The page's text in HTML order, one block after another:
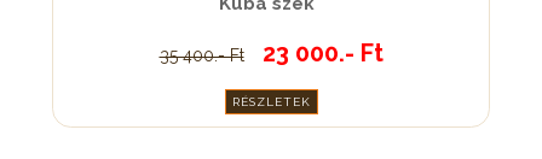
35 400.- Ft 23 000.- Ft
RÉSZLETEK